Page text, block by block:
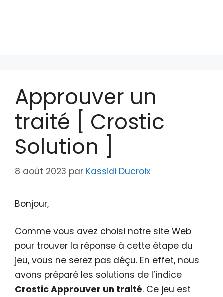
Approuver un
traité [ Crostic
Solution ]
8 août 2023 par Kassidi Ducroix
Bonjour,
Comme vous avez choisi notre site Web
pour trouver la réponse à cette étape du
jeu, vous ne serez pas déçu. En effet, nous
avons préparé les solutions de l’indice
Crostic Approuver un traité. Ce jeu est